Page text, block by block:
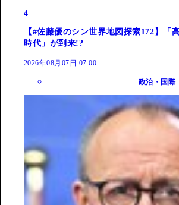
4
【#佐藤優のシン世界地図探索172】「
時代」が到来!?
2026年08月07日 07:00
政治・国際